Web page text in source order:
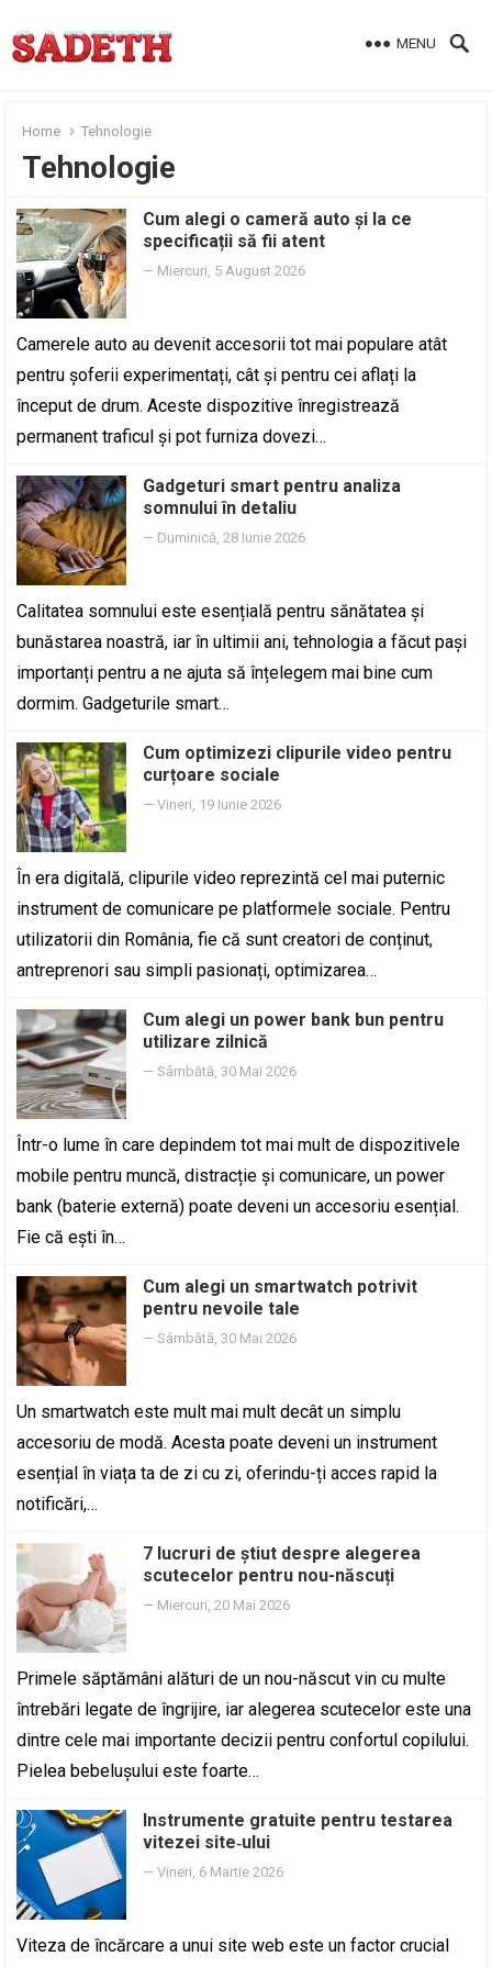
MENU
Home Tehnologie
Tehnologie
Cum alegi o cameră auto și la ce
specificații să fii atent
— Miercuri, 5 August 2026
Camerele auto au devenit accesorii tot mai populare atât
pentru șoferii experimentați, cât și pentru cei aflați la
început de drum. Aceste dispozitive înregistrează
permanent traficul și pot furniza dovezi…
Gadgeturi smart pentru analiza
somnului în detaliu
— Duminică, 28 Iunie 2026
Calitatea somnului este esențială pentru sănătatea și
bunăstarea noastră, iar în ultimii ani, tehnologia a făcut pași
importanți pentru a ne ajuta să înțelegem mai bine cum
dormim. Gadgeturile smart…
Cum optimizezi clipurile video pentru
curțoa­re sociale
—Vineri, 19 Iunie 2026
În era digitală, clipurile video reprezintă cel mai puternic
instrument de comunicare pe platformele sociale. Pentru
utilizatorii din România, fie că sunt creatori de conținut,
antreprenori sau simpli pasionați, optimizarea…
Cum alegi un power bank bun pentru
utilizare zilnică
—Sâmbătă, 30 Mai 2026
Într-o lume în care depindem tot mai mult de dispozitivele
mobile pentru muncă, distracție și comunicare, un power
bank (baterie externă) poate deveni un accesoriu esențial.
Fie că ești în…
Cum alegi un smartwatch potrivit
pentru nevoile tale
—Sâmbătă, 30 Mai 2026
Un smartwatch este mult mai mult decât un simplu
accesoriu de modă. Acesta poate deveni un instrument
esențial în viața ta de zi cu zi, oferindu-ți acces rapid la
notificări,…
7 lucruri de știut despre alegerea
scutecelor pentru nou-născuți
— Miercuri, 20 Mai 2026
Primele săptămâni alături de un nou-născut vin cu multe
întrebări legate de îngrijire, iar alegerea scutecelor este una
dintre cele mai importante decizii pentru confortul copilului.
Pielea bebelușului este foarte…
Instrumente gratuite pentru testarea
vitezei site‑ului
—Vineri, 6 Martie 2026
Viteza de încărcare a unui site web este un factor crucial